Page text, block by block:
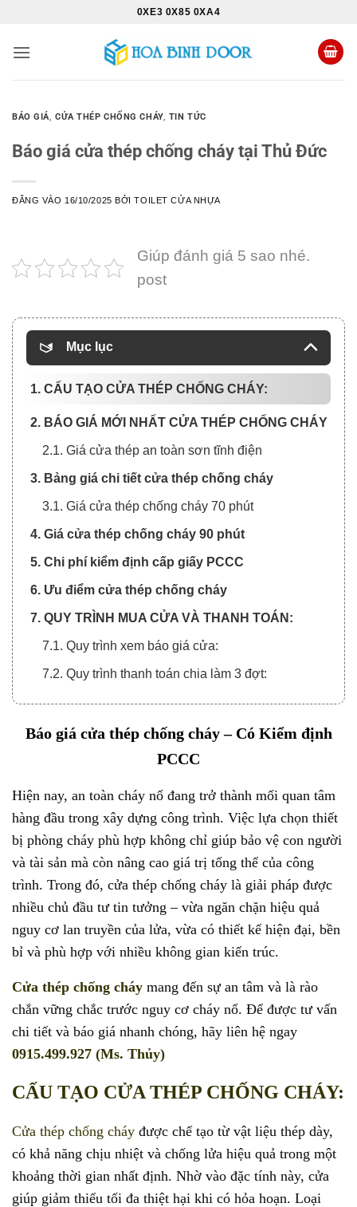
nội
0XE3 0X85 0XA4
BÁO GIÁ,CỬA THÉP CHỐNG CHÁY, TIN TỨC
Báo giá cửa thép chống cháy tại Thủ Đức
ĐĂNG VÀO 16/10/2025 BỞITOILET CỬA NHỰA
Giúp đánh giá 5 sao nhé.
post
Mục lục
1. CẤU TẠO CỬA THÉP CHỐNG CHÁY:
2. BÁO GIÁ MỚI NHẤT CỬA THÉP CHỐNG CHÁY
2.1. Giá cửa thép an toàn sơn tĩnh điện
3. Bảng giá chi tiết cửa thép chống cháy
3.1. Giá cửa thép chống cháy 70 phút
4. Giá cửa thép chống cháy 90 phút
5. Chi phí kiểm định cấp giấy PCCC
6. Ưu điểm cửa thép chống cháy
7. QUY TRÌNH MUA CỬA VÀ THANH TOÁN:
7.1. Quy trình xem báo giá cửa:
7.2. Quy trình thanh toán chia làm 3 đợt:
Báo giá cửa thép chống cháy – Có Kiểm định
PCCC
Hiện nay, an toàn cháy nổ đang trở thành mối quan tâm
hàng đầu trong xây dựng công trình. Việc lựa chọn thiết
bị phòng cháy phù hợp không chỉ giúp bảo vệ con người
và tài sản mà còn nâng cao giá trị tổng thể của công
trình. Trong đó, cửa thép chống cháy là giải pháp được
nhiều chủ đầu tư tin tưởng – vừa ngăn chặn hiệu quả
nguy cơ lan truyền của lửa, vừa có thiết kế hiện đại, bền
bỉ và phù hợp với nhiều không gian kiến trúc.
Cửa thép chống cháy mang đến sự an tâm và là rào
chắn vững chắc trước nguy cơ cháy nổ. Để được tư vấn
chi tiết và báo giá nhanh chóng, hãy liên hệ ngay
0915.499.927 (Ms. Thủy)
CẤU TẠO CỬA THÉP CHỐNG CHÁY:
Cửa thép chống cháy được chế tạo từ vật liệu thép dày,
có khả năng chịu nhiệt và chống lửa hiệu quả trong một
khoảng thời gian nhất định. Nhờ vào đặc tính này, cửa
giúp giảm thiểu tối đa thiệt hại khi có hỏa hoạn. Loại